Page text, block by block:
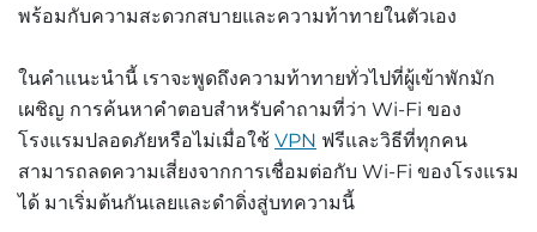
พร้อมกับความสะดวกสบายและความท้าทายในตัวเอง
ในคำแนะนำนี้ เราจะพูดถึงความท้าทายทั่วไปที่ผู้เข้าพักมัก
เผชิญ การค้นหาคำตอบสำหรับคำถามที่ว่า Wi-Fi ของ
โรงแรมปลอดภัยหรือไม่เมื่อใช้ VPN ฟรีและวิธีที่ทุกคน
สามารถลดความเสี่ยงจากการเชื่อมต่อกับ Wi-Fi ของโรงแรม
ได้ มาเริ่มต้นกันเลยและดำดิ่งสู่บทความนี้